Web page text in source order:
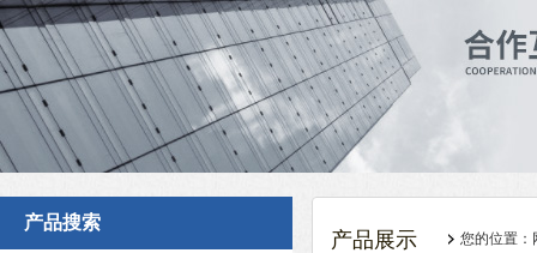
产品搜索
产品展示 您的位置：